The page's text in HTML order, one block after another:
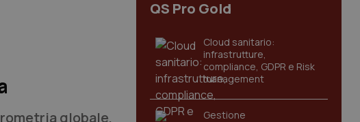
globale,
QS Pro Gold
Cloud sanitario:
infrastrutture,
compliance, GDPR e Risk
management
Gestione